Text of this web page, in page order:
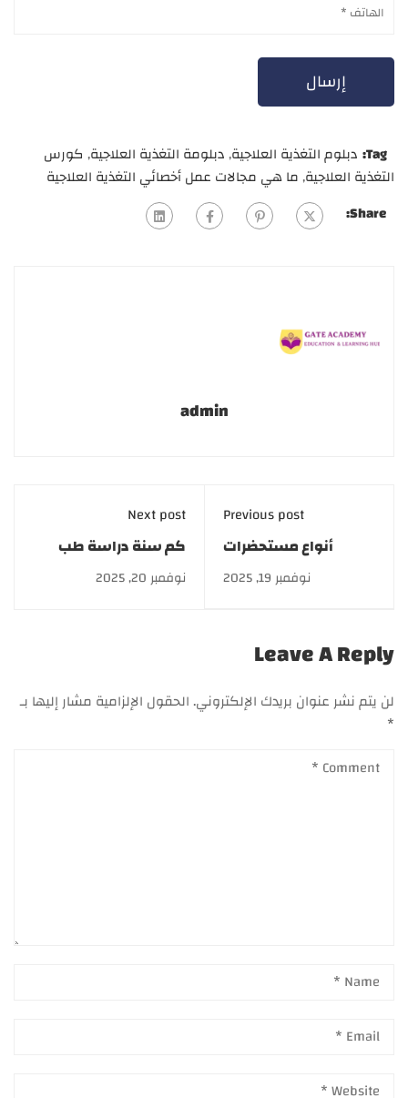
Tag: دبلوم التغذية العلاجية,دبلومة التغذية العلاجية, كورس
التغذية العلاجية,ما هي مجالات عمل أخصائي التغذية العلاجية
Share:
admin
Previous post
أنواع مستحضرات
التجميل 2026: عناية
بالبشرة والشعر
نوفمبر 19, 2025
Next post
كم سنة دراسة طب
أكاديمية GATE
نوفمبر 20, 2025
Leave A Reply
لن يتم نشر عنوان بريدك الإلكتروني.الحقول الإلزامية مشار إليها بـ
*